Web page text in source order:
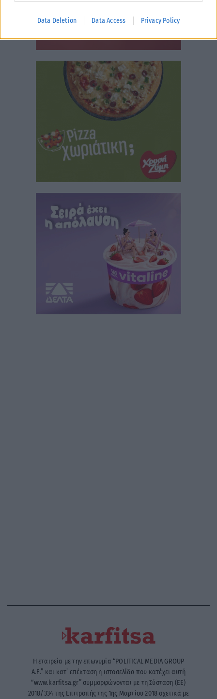
Data Deletion Data Access Privacy Policy
Η εταιρεία με την επωνυμία “POLITICAL MEDIA GROUP
A.E.” και κατ’ επέκταση η ιστοσελίδα που κατέχει αυτή
“www.karfitsa.gr” συμμορφώνονται με τη Σύσταση (ΕΕ)
2018/334 της Επιτροπής της 1ης Μαρτίου 2018 σχετικά με